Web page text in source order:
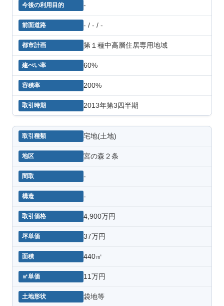
-
- / - / -
第１種中高層住居専用地域
60%
200%
2013年第3四半期
宅地(土地)
宮の森２条
-
-
4,900万円
37万円
440㎡
11万円
袋地等